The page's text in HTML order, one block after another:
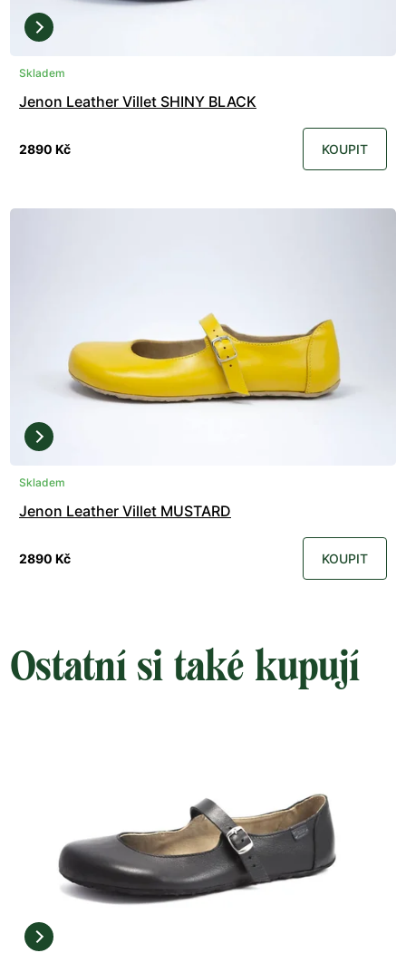
Skladem
Jenon Leather Villet SHINY BLACK
2890 Kč KOUPIT
Skladem
Jenon Leather Villet MUSTARD
2890 Kč KOUPIT
Ostatní si také kupují